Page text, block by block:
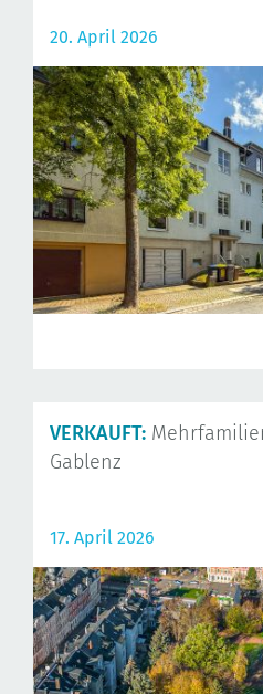
20. April 2026
VERKAUFT:
Gablenz
17. April 2026